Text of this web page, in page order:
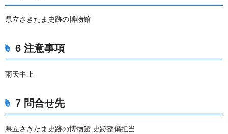
県立さきたま史跡の博物館
6 注意事項
雨天中止
7 問合せ先
県立さきたま史跡の博物館 史跡整備担当